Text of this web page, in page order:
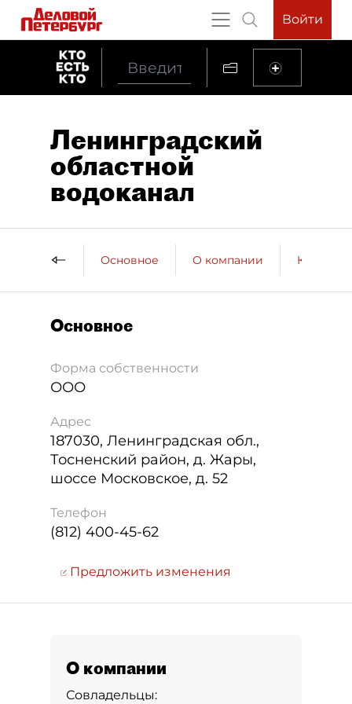
Войти
Ленинградский
областной
водоканал
Основное О компании
Основное
Форма собственности
ООО
Адрес
187030, Ленинградская обл.,
Тосненский район, д. Жары,
шоссе Московское, д. 52
Телефон
(812) 400-45-62
Предложить изменения
О компании
Совладельцы: